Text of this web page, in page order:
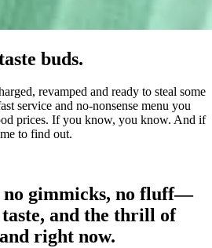
revamped and ready to steal some
service and no-nonsense menu you
prices. If you know, you know. And if
no gimmicks, no fluff—
taste, and the thrill of